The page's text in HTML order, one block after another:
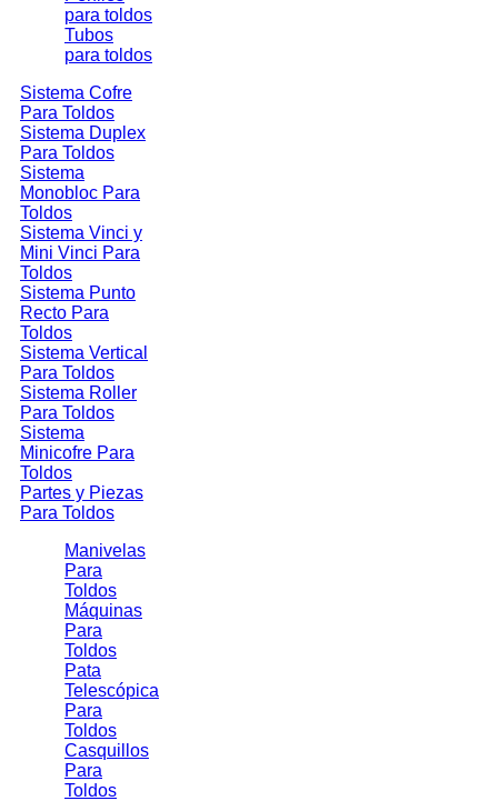
para toldos
Tubos
para toldos
Sistema Cofre
Para Toldos
Sistema Duplex
Para Toldos
Sistema
Monobloc Para
Toldos
Sistema Vinci y
Mini Vinci Para
Toldos
Sistema Punto
Recto Para
Toldos
Sistema Vertical
Para Toldos
Sistema Roller
Para Toldos
Sistema
Minicofre Para
Toldos
Partes y Piezas
Para Toldos
Manivelas
Para
Toldos
Máquinas
Para
Toldos
Pata
Telescópica
Para
Toldos
Casquillos
Para
Toldos